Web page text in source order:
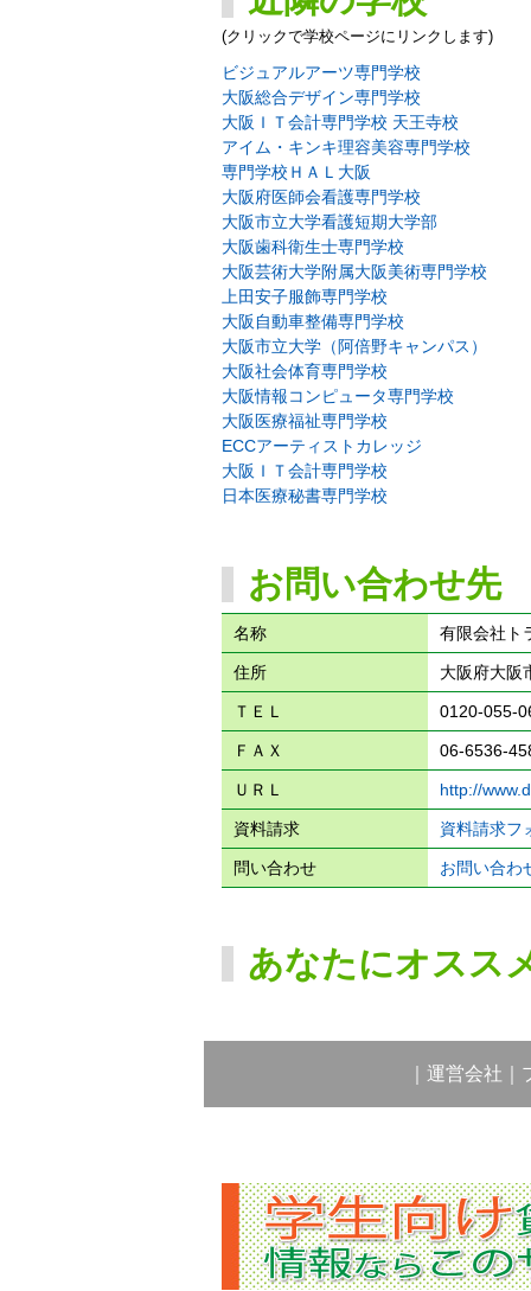
(クリックで学校ページにリンクします)
ビジュアルアーツ専門学校
大阪総合デザイン専門学校
大阪ＩＴ会計専門学校 天王寺校
アイム・キンキ理容美容専門学校
専門学校ＨＡＬ大阪
大阪府医師会看護専門学校
大阪市立大学看護短期大学部
大阪歯科衛生士専門学校
大阪芸術大学附属大阪美術専門学校
上田安子服飾専門学校
大阪自動車整備専門学校
大阪市立大学（阿倍野キャンパス）
大阪社会体育専門学校
大阪情報コンピュータ専門学校
大阪医療福祉専門学校
ECCアーティストカレッジ
大阪ＩＴ会計専門学校
日本医療秘書専門学校
お問い合わせ先
名称 有限会社ト
住所 大阪府大阪
ＴＥＬ 0120-055-
ＦＡＸ 06-6536-
ＵＲＬ http://
資料請求 資料請求フ
問い合わせ お問い合わ
あなたにオスス
運営会社